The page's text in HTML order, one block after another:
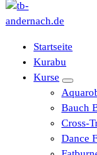
Turnerbund 1867
Startseite
Kurabu
Kurse
Bauch
Cross-
Dance